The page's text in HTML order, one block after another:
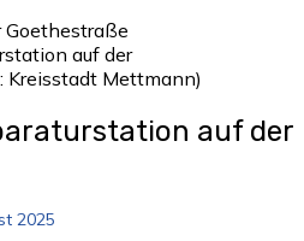
auf der
Kreisstadt Mettmann)
auf der
2025